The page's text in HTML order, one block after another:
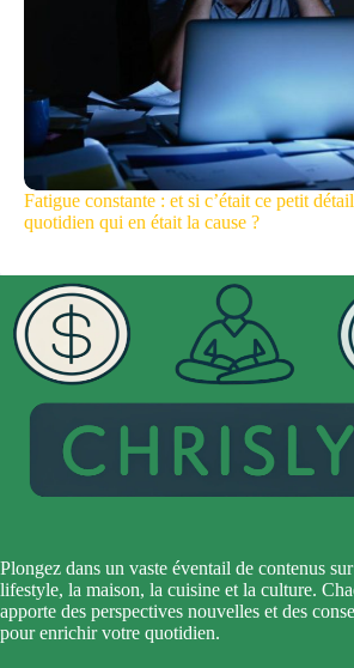
Fatigue constante : et si c’était ce petit
quotidien qui en était la cause ?
Plongez dans un vaste éventail de contenus
lifestyle, la maison, la cuisine et la culture.
apporte des perspectives nouvelles et des
pour enrichir votre quotidien.